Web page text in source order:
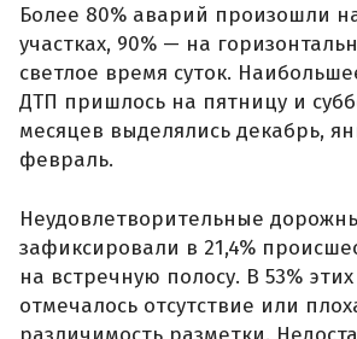
Более 80% аварий произошли
участках, 90% — на
светлое время суток.
ДТП пришлось на пятницу и
месяцев выделялись декабрь,
февраль.
Неудовлетворительные
зафиксировали в 21,4%
на встречную полосу. В 53%
отмечалось отсутствие или